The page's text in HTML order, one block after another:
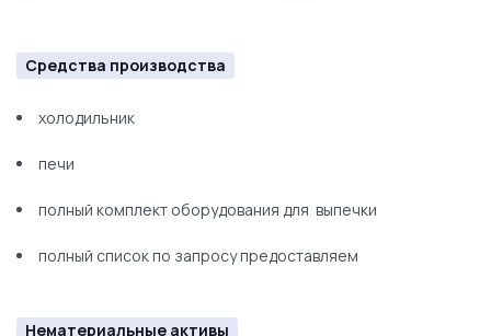
Средства производства
холодильник
печи
полный комплект оборудования для выпечки
полный список по запросу предоставляем
Нематериальные активы